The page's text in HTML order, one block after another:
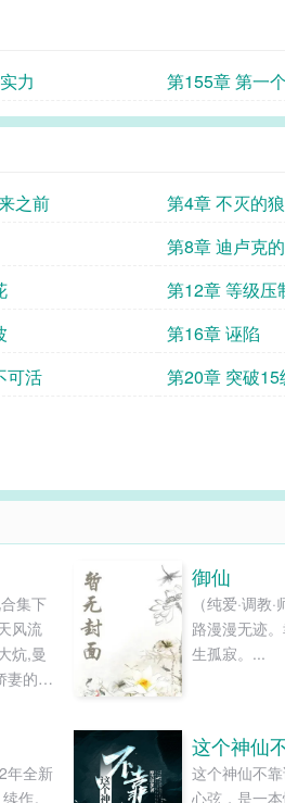
力 第155章 第一
之前
第4章 不灭的
第8章 迪卢克
第12章 等级压
第16章 诬陷
可活 第20章 突破15
集下
风流
炕,曼
妻的江
法
集全文
御仙
（纯爱·调
路漫漫无迹
生孤寂。...
年全新
作。
这个神仙
这个神仙不
心弦，是一